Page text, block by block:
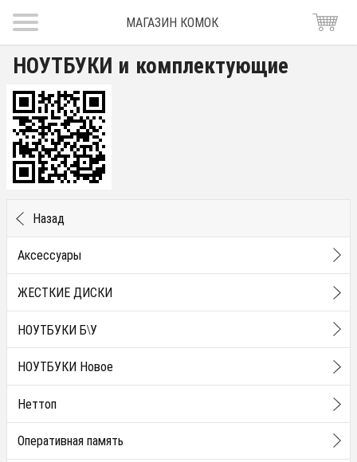
МАГАЗИН КОМОК
НОУТБУКИ и комплектующие
Назад
Аксессуары
ЖЕСТКИЕ ДИСКИ
НОУТБУКИ Б\У
НОУТБУКИ Новое
Неттоп
Оперативная память